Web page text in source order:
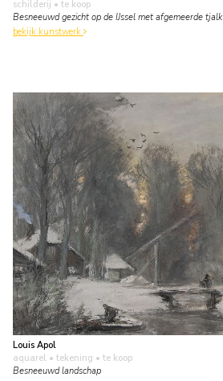
schilderij • te koop
Besneeuwd gezicht op de IJssel met afgemeerde tjalk
bekijk kunstwerk
Louis Apol
aquarel • tekening • te koop
Besneeuwd landschap